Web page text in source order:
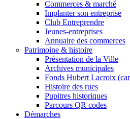
Commerces & marché
Implanter son entreprise
Club Entreprendre
Jeunes-entreprises
Annuaire des commerces
Patrimoine & histoire
Présentation de la Ville
Archives municipales
Fonds Hubert Lacroix
Histoire des rues
Pupitres historiques
Parcours QR codes
Démarches